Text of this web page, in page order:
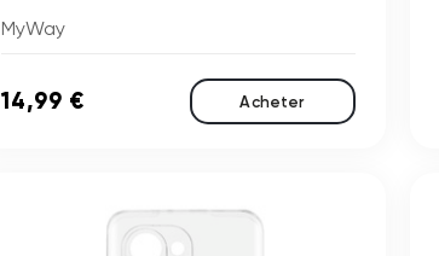
MyWay
14,99 € Acheter